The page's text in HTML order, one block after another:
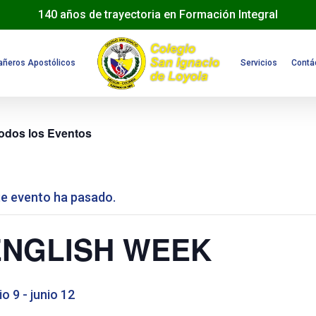
140 años de trayectoria en Formación Integral
Apostólicos Servicios
los Eventos
evento ha pasado.
WEEK
9- junio 12